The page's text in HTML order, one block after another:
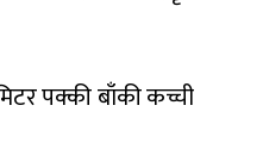
पक्की बाँकी कच्ची